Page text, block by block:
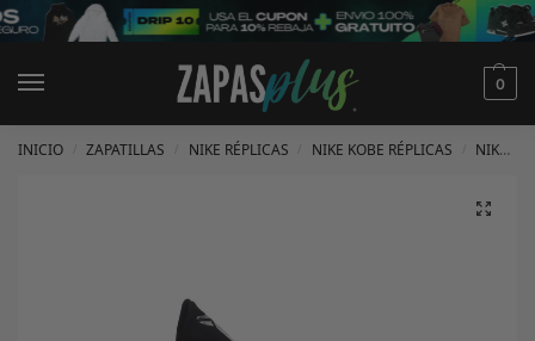
0
INICIO ZAPATILLAS NIKE RÉPLICAS NIKE KOBE RÉPLICAS NIKE KOBE 5 RÉPLICAS